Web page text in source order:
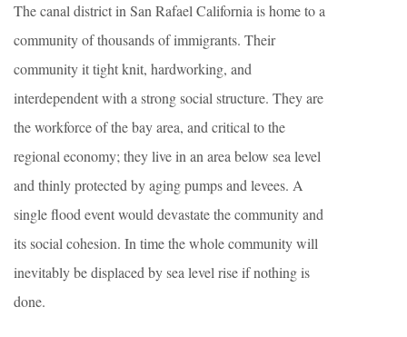
The canal district in San Rafael California is home to a
community of thousands of immigrants. Their
community it tight knit, hardworking, and
interdependent with a strong social structure. They are
the workforce of the bay area, and critical to the
regional economy; they live in an area below sea level
and thinly protected by aging pumps and levees. A
single flood event would devastate the community and
its social cohesion. In time the whole community will
inevitably be displaced by sea level rise if nothing is
done.